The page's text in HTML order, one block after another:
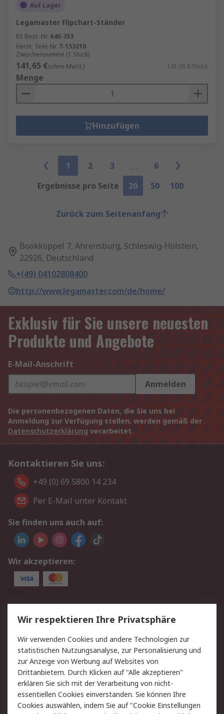
Auf Lager
Legamaster Flipchart-Ständer
RS Best.-Nr. 640-353
Herst. Teile-Nr. 7-153210
Zwischensumme (1 Stück)
141,65 €(ohne MwSt.) 141,65 €/Stück
Menge
Hinzufügen
1 2 3
6
Ergebnisse pro Seite
20 50 100
Zurück zum Seitenanfang
Bookkoppel 7, Ahrensburg, Schleswig-Holstein,
22926, Deutschland
+(49) 04102808400
http://www.legamaster.com/de/home/
Exklusiv für Sie unsere neuesten
Produkte und Angebote
E-Mail-Anschrift
Anmelden
Die personenbezogenen Daten, die Sie uns bei
Anmeldung zur Verfügung stellen, werden gemäß der
Datenschutzerklärung verarbeitet.
Kontaktieren Sie uns:
+49 (0) 69 5800 14 234
Per E-Mail unter Kontakt
Sie finden uns auch auf:
Wir akzeptieren:
Service
Value Added Services
Lieferlösungen
Rücksendungen
Kontakt
Hilfe
Privatkunden
Rechtliches
AGB
Datenschutz
Wir respektieren Ihre Privatsphäre
Wir verwenden Cookies und andere Technologien zur
statistischen Nutzungsanalyse, zur Personalisierung und
zur Anzeige von Werbung auf Websites von
Drittanbietern. Durch Klicken auf "Alle akzeptieren"
erklären Sie sich mit der Verarbeitung von nicht-
essentiellen Cookies einverstanden. Sie können Ihre
Cookies auswählen, indem Sie auf "Cookie Einstellungen